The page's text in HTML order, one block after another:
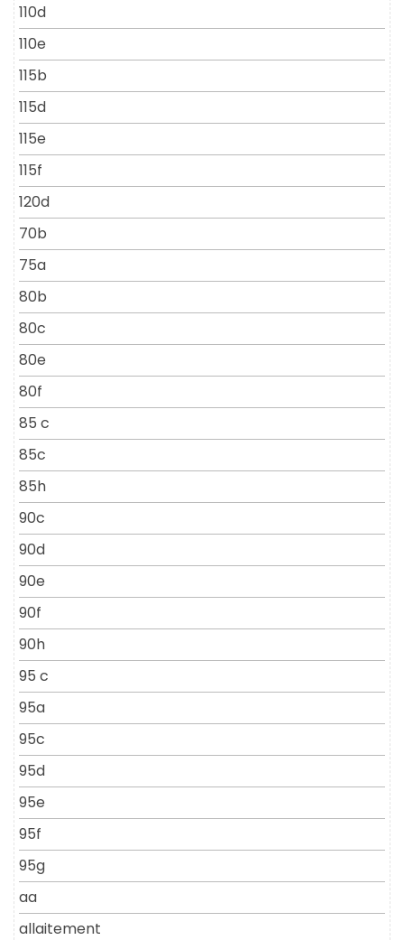
110d
110e
115b
115d
115e
115f
120d
70b
75a
80b
80c
80e
80f
85 c
85c
85h
90c
90d
90e
90f
90h
95 c
95a
95c
95d
95e
95f
95g
aa
allaitement